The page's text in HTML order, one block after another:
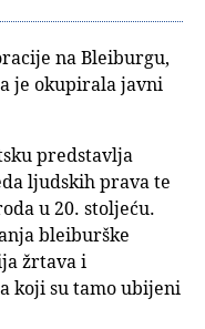
na Bleiburgu,
je okupirala javni
predstavlja
ljudskih prava te
u 20. stoljeću.
bleiburške
žrtava i
koji su tamo ubijeni